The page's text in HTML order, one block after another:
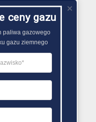
budynków,
do wózków
Jeśli chodzi
produkowane są
stal o
ceny gazu
paliwa gazowego
gazu ziemnego